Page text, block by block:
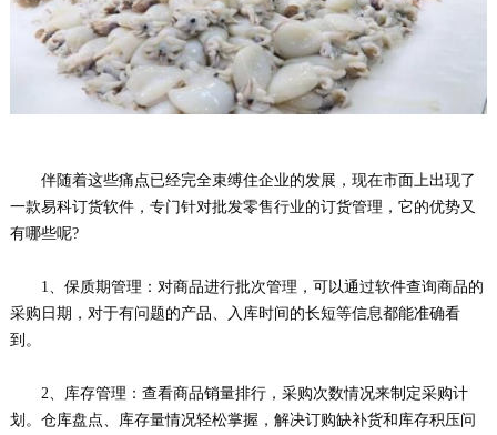
伴随着这些痛点已经完全束缚住企业的发展，现在市面上出现了
一款易科订货软件，专门针对批发零售行业的订货管理，它的优势又
有哪些呢?
1、保质期管理：对商品进行批次管理，可以通过软件查询商品的
采购日期，对于有问题的产品、入库时间的长短等信息都能准确看
到。
2、库存管理：查看商品销量排行，采购次数情况来制定采购计
划。仓库盘点、库存量情况轻松掌握，解决订购缺补货和库存积压问